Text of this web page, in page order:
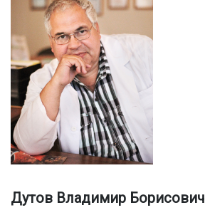
Дутов Владимир Борисович